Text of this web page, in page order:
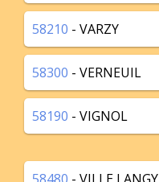
58210 - VARZY
58300 - VERNEUIL
58190 - VIGNOL